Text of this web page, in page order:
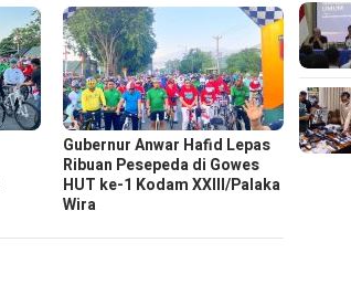
Gubernur Anwar Hafid Lepas
Ribuan Pesepeda di Gowes
HUT ke-1 Kodam XXIII/Palaka
Wira